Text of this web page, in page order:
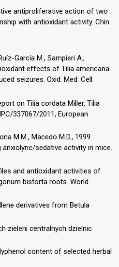
antiproliferative action of two
with antioxidant activity. Chin.
García M., Sampieri A.,
effects of Tilia americana
seizures. Oxid. Med. Cell.
on Tilia cordata Miller, Tilia
337067/2011, European
M.M., Macedo M.D., 1999.
sedative activity in mice.
and antioxidant activities of
bistorta roots. World
derivatives from Betula
zieleni centralnych dzielnic
content of selected herbal